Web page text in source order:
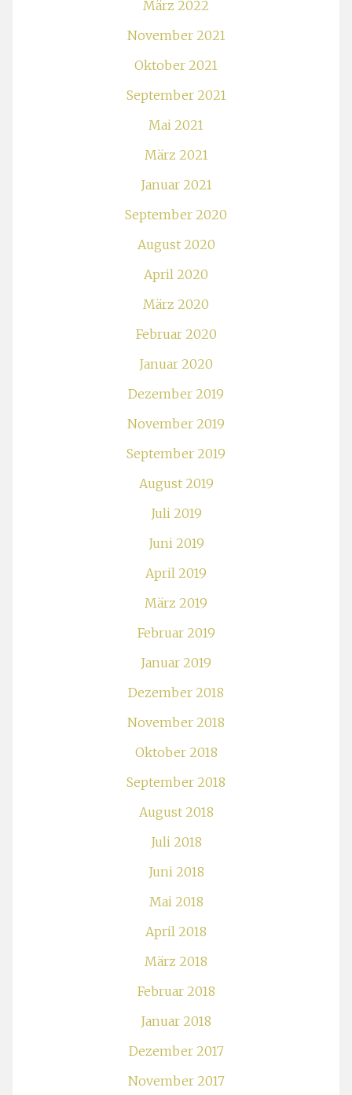
März 2022
November 2021
Oktober 2021
September 2021
Mai 2021
März 2021
Januar 2021
September 2020
August 2020
April 2020
März 2020
Februar 2020
Januar 2020
Dezember 2019
November 2019
September 2019
August 2019
Juli 2019
Juni 2019
April 2019
März 2019
Februar 2019
Januar 2019
Dezember 2018
November 2018
Oktober 2018
September 2018
August 2018
Juli 2018
Juni 2018
Mai 2018
April 2018
März 2018
Februar 2018
Januar 2018
Dezember 2017
November 2017